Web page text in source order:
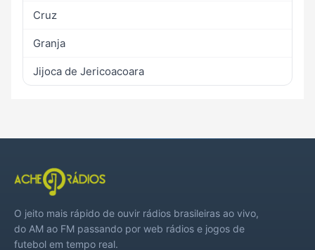
Cruz
Granja
Jijoca de Jericoacoara
O jeito mais rápido de ouvir rádios brasileiras ao vivo,
do AM ao FM passando por web rádios e jogos de
futebol em tempo real.